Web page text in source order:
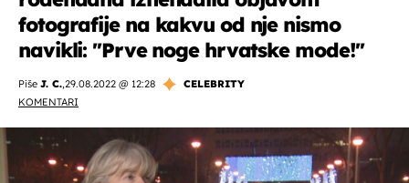
fotografije na kakvu od nje nismo
navikli: ''Prve noge hrvatske mode!''
Piše J. C.,29.08.2022 @ 12:28
CELEBRITY
KOMENTARI
OMOGUĆI OBAVIJESTI